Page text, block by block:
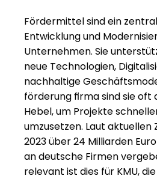
Fördermittel sind ein
Entwicklung und
Unternehmen. Sie
neue Technologien,
nachhaltige
förderung firma sind sie oft
Hebel, um Projekte
umzusetzen. Laut aktuellen
2023 über 24 Milliarden
an deutsche Firmen
relevant ist dies für KMU,